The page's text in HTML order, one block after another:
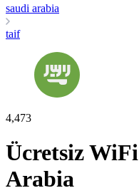
saudi arabia
taif
4,473
Ücretsiz WiFi
Arabia